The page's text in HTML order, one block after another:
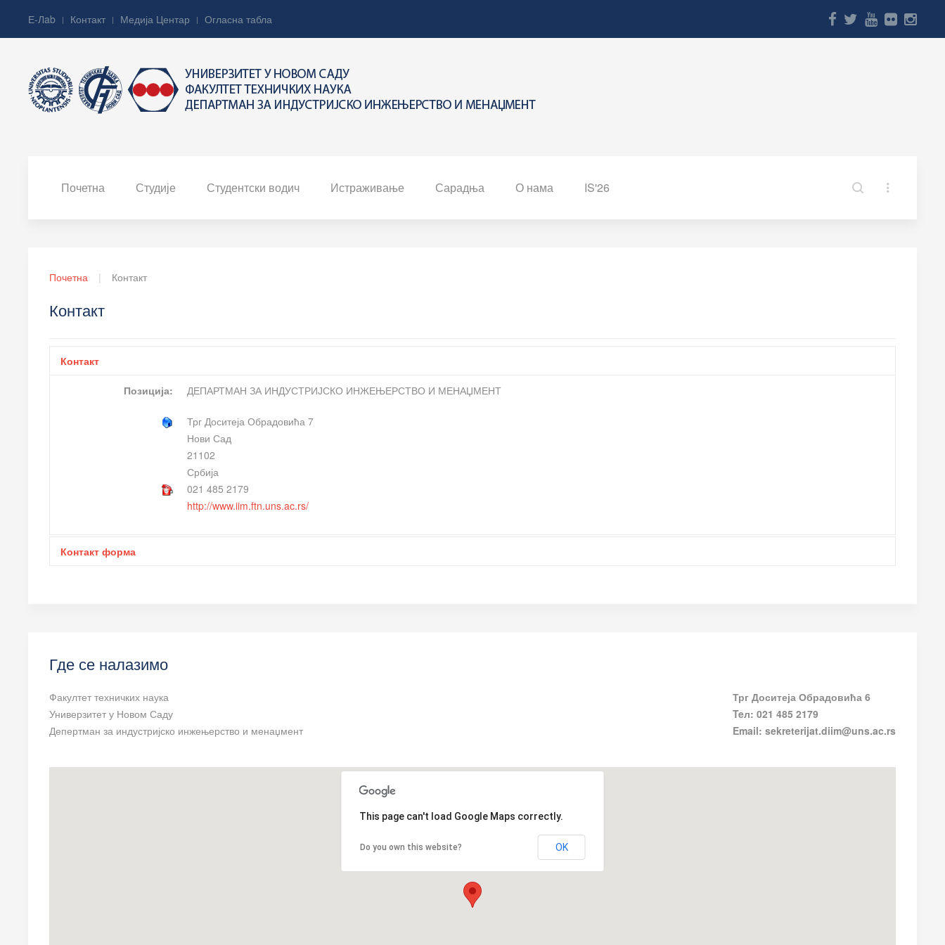
Е-Лab Контакт Медија Центар Огласна табла
Почетна Студије Студентски водич Истраживање Сарадња О нама IS'26
Почетна Контакт
Контакт
Контакт
Позиција: ДЕПАРТМАН ЗА ИНДУСТРИЈСКО ИНЖЕЊЕРСТВО И МЕНАЏМЕНТ
Трг Доситеја Обрадовића 7
Нови Сад
21102
Србија
021 485 2179
http://www.iim.ftn.uns.ac.rs/
Контакт форма
*Обавезно поље
Име
Где се налазимо
Факултет техничких наука
Универзитет у Новом Саду
Депертман за индустријско инжењерство и менаџмент
Трг Доситеја Обрадовића 6
Teл: 021 485 2179
Email: sekreterijat.diim@uns.ac.rs
This page can't load Google Maps correctly.
Do you own this website? OK